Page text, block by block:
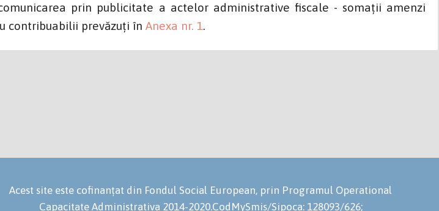
prin publicitate a actelor administrative fiscale - somații amenzi
contribuabilii prevăzuți în Anexa nr. 1.
Acest site este cofinanțat din Fondul Social European, prin Programul Operational
Capacitate Administrativa 2014-2020.CodMySmis/Sipoca: 128093/626;